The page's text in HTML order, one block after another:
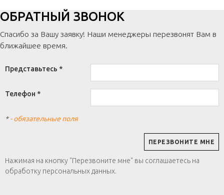
ОБРАТНЫЙ ЗВОНОК
Спасибо за Вашу заявку! Наши менеджеры перезвонят Вам в
ближайшее время.
Представьтесь *
Телефон *
*- обязательные поля
Нажимая на кнопку "Перезвоните мне" вы соглашаетесь на
обработку персональных данных.